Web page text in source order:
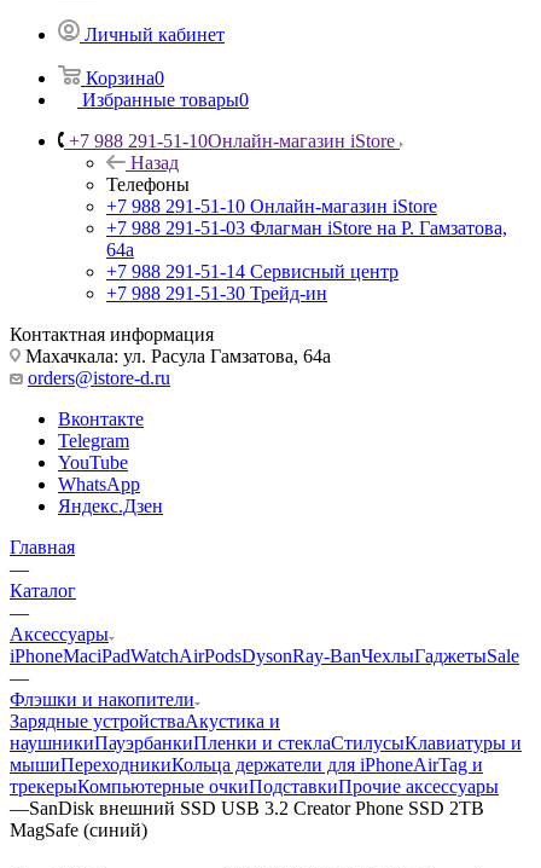
Личный кабинет
Корзина0
Избранные товары0
+7 988 291-51-10Онлайн-магазин iStore
Назад
Телефоны
+7 988 291-51-10 Онлайн-магазин iStore
+7 988 291-51-03 Флагман iStore на Р. Гамзатова,
64а
+7 988 291-51-14 Сервисный центр
+7 988 291-51-30 Трейд-ин
Контактная информация
Махачкала: ул. Расула Гамзатова, 64а
orders@istore-d.ru
Вконтакте
Telegram
YouTube
WhatsApp
Яндекс.Дзен
Главная
—
Каталог
—
Аксессуары
iPhoneMaciPadWatchAirPodsDysonRay-BanЧехлыГаджетыSale
—
Флэшки и накопители
Зарядные устройстваАкустика и
наушникиПауэрбанкиПленки и стеклаСтилусыКлавиатуры и
мышиПереходникиКольца держатели для iPhoneAirTag и
трекерыКомпьютерные очкиПодставкиПрочие аксессуары
—SanDisk внешний SSD USB 3.2 Сrеаtor Рhonе SSD 2TB
MagSafe (синий)